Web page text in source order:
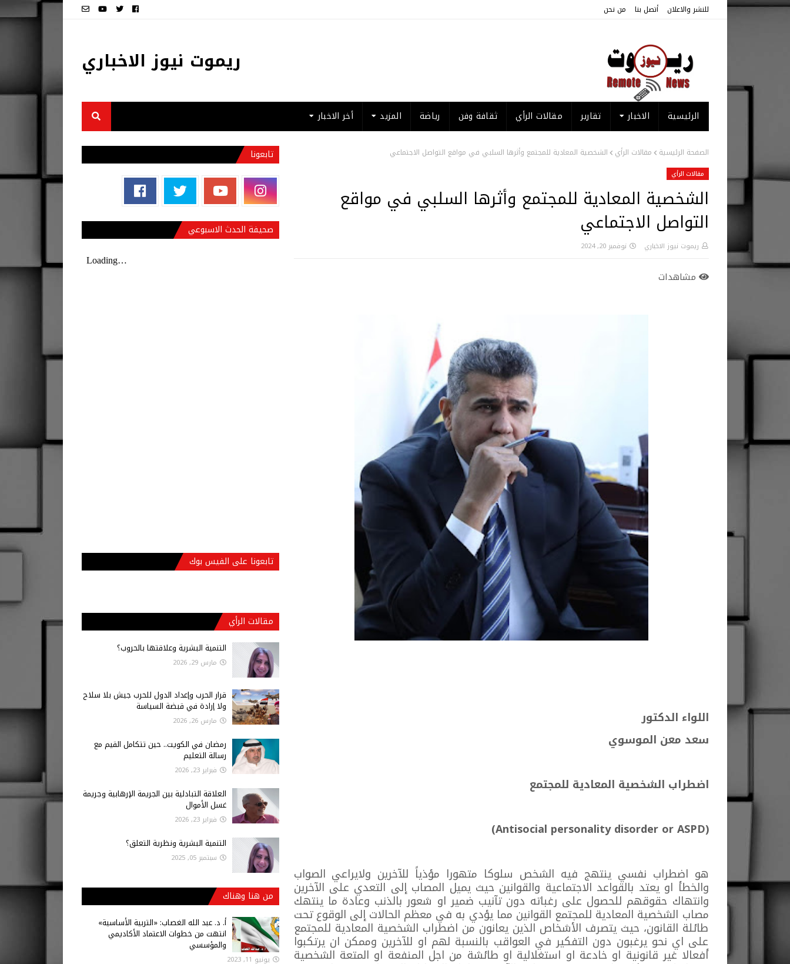
للنشر والاعلان أتصل بنا من نحن
ريموت نيوز الاخباري
الرئيسية الاخبار تقارير مقالات الرأي ثقافة وفن رياضة المزيد أخر الاخبار
الصفحة الرئيسية مقالات الرأي الشخصية المعادية للمجتمع وأثرها السلبي في مواقع التواصل الاجتماعي
مقالات الرأي
الشخصية المعادية للمجتمع وأثرها السلبي في مواقع
التواصل الاجتماعي
ريموت نيوز الاخباري نوفمبر 20, 2024
مشاهدات
اللواء الدكتور
سعد معن الموسوي
اضطراب الشخصية المعادية للمجتمع
‏(Antisocial personality disorder or ASPD)
هو اضطراب نفسي ينتهج فيه الشخص سلوكا متهورا مؤذياً للآخرين ولايراعي الصواب
والخطأ او يعتد بالقواعد الاجتماعية والقوانين حيث يميل المصاب إلى التعدي على الآخرين
وانتهاك حقوقهم للحصول على رغباته دون تآنيب ضمير او شعور بالذنب وعادة ما ينتهك
مصاب الشخصية المعادية للمجتمع القوانين مما يؤدي به في معظم الحالات إلى الوقوع تحت
طائلة القانون، حيث يتصرف الأشخاص الذين يعانون من اضطراب الشخصية المعادية للمجتمع
على اي نحو يرغبون دون التفكير في العواقب بالنسبة لهم او للآخرين وممكن ان يرتكبوا
أفعالا غير قانونية او خادعة او استغلالية او طائشة من اجل المنفعة او المتعة الشخصية
تابعونا
صحيفة الحدث الاسبوعي
تابعونا على الفيس بوك
مقالات الرأي
التنمية البشرية وعلاقتها بالحروب؟
مارس 29, 2026
قرار الحرب وإعداد الدول للحرب جيش بلا سلاح
ولا إرادة في قبضة السياسة
مارس 26, 2026
رمضان في الكويت.. حين تتكامل القيم مع
رسالة التعليم
فبراير 23, 2026
العلاقة التبادلية بين الجريمة الإرهابية وجريمة
غسل الأموال
فبراير 23, 2026
التنمية البشرية ونظرية التعلق؟
سبتمبر 05, 2025
من هنا وهناك
أ‌. د. عبد الله الغصاب: «التربية الأساسية»
انتهت من خطوات الاعتماد الأكاديمي
والمؤسسي
يونيو 11, 2023